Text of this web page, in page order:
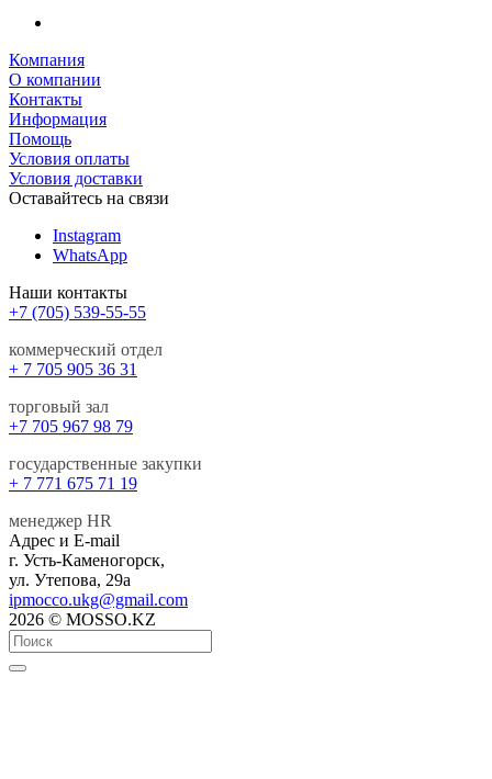
Компания
О компании
Контакты
Информация
Помощь
Условия оплаты
Условия доставки
Оставайтесь на связи
Instagram
WhatsApp
Наши контакты
+7 (705) 539-55-55
коммерческий отдел
+ 7 705 905 36 31
торговый зал
+7 705 967 98 79
государственные закупки
+ 7 771 675 71 19
менеджер HR
Адрес и E-mail
г. Усть-Каменогорск,
ул. Утепова, 29а
ipmocco.ukg@gmail.com
2026 © MOSSO.KZ